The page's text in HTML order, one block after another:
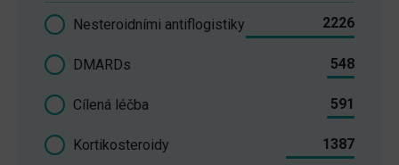
Nesteroidními antiflogistiky 2226
DMARDs 548
Cílená léčba 591
Kortikosteroidy 1387